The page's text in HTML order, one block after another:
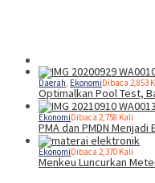
Daerah, EkonomiDibaca 2,853
Optimalkan Pool Test,
EkonomiDibaca 2,758 Kali
PMA dan PMDN
EkonomiDibaca 2,370 Kali
Menkeu Luncurkan